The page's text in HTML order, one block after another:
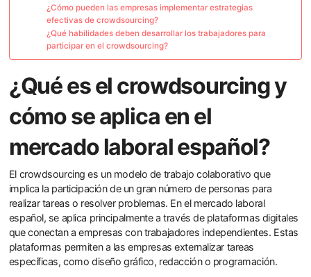
¿Cómo pueden las empresas implementar estrategias
efectivas de crowdsourcing?
¿Qué habilidades deben desarrollar los trabajadores para
participar en el crowdsourcing?
¿Qué es el crowdsourcing y
cómo se aplica en el
mercado laboral español?
El crowdsourcing es un modelo de trabajo colaborativo que
implica la participación de un gran número de personas para
realizar tareas o resolver problemas. En el mercado laboral
español, se aplica principalmente a través de plataformas digitales
que conectan a empresas con trabajadores independientes. Estas
plataformas permiten a las empresas externalizar tareas
específicas, como diseño gráfico, redacción o programación.